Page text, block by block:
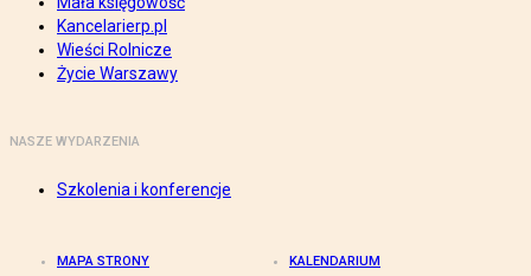
Kancelarierp.pl
Wieści Rolnicze
Życie Warszawy
NASZE WYDARZENIA
Szkolenia i konferencje
MAPA STRONY KALENDARIUM